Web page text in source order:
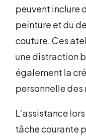
peuvent inclure
peinture et du
couture. Ces
une distraction
également la
personnelle des
L'assistance
tâche courante